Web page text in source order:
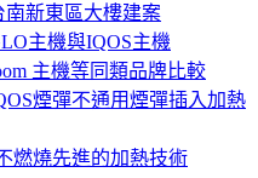
新東區大樓建案
主機與IQOS主機
主機等同類品牌比較
煙彈不通用煙彈插入加熱
燃燒先進的加熱技術